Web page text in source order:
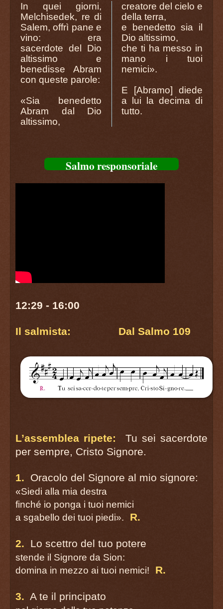
In quei giorni,
Melchisedek, re di
Salem, offrì pane e
vino: era
sacerdote del Dio
altissimo e
benedisse Abram
con queste parole:
«Sia benedetto
Abram dal Dio
altissimo,
creatore del cielo e
della terra,
e benedetto sia il
Dio altissimo,
che ti ha messo in
mano i tuoi
nemici».
E [Abramo] diede
a lui la decima di
tutto.
Salmo responsoriale
12:29 - 16:00
Il salmista: Dal Salmo 109
L’assemblea ripete: Tu sei sacerdote
per sempre, Cristo Signore.
1. Oracolo del Signore al mio signore:
«Siedi alla mia destra
finché io ponga i tuoi nemici
a sgabello dei tuoi piedi».
R.
2. Lo scettro del tuo potere
stende il Signore da Sion:
domina in mezzo ai tuoi nemici!
R.
3. A te il principato